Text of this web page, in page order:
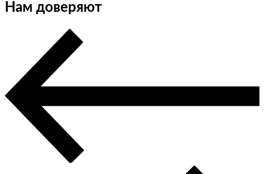
Нам доверяют